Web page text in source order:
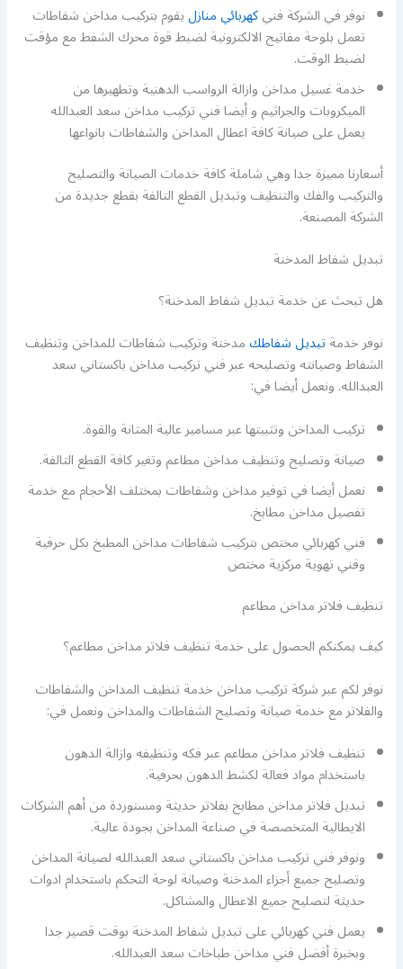
نوفر في الشركة فنيكهربائي منازليقوم بتركيب مداخن شفاطات
تعمل بلوحة مفاتيح الالكترونية لضبط قوة محرك الشفط مع مؤقت
لضبط الوقت.
خدمة غسيل مداخن وازالة الرواسب الدهنية وتطهيرها من
الميكروبات والجراثيم و أيضا فني تركيب مداخن سعد العبدالله
يعمل على صيانة كافة اعطال المداخن والشفاطات بانواعها
أسعارنا مميزة جدا وهي شاملة كافة خدمات الصيانة والتصليح
والتركيب والفك والتنظيف وتبديل القطع التالفة بقطع جديدة من
الشركة المصنعة.
تبديل شفاط المدخنة
هل تبحث عن خدمة تبديل شفاط المدخنة؟
نوفر خدمةتبديل شفاطكمدخنة وتركيب شفاطات للمداخن وتنظيف
الشفاط وصيانته وتصليحه عبر فني تركيب مداخن باكستاني سعد
العبدالله. ونعمل أيضا في:
تركيب المداخن وتثبيتها عبر مسامير عالية المتانة والقوة.
صيانة وتصليح وتنظيف مداخن مطاعم وتغير كافة القطع التالفة.
نعمل أيضا في توفير مداخن وشفاطات بمختلف الأحجام مع خدمة
تفصيل مداخن مطابخ.
فني كهربائي مختص بتركيب شفاطات مداخن المطبخ بكل حرفية
وفني تهوية مركزية مختص
تنظيف فلاتر مداخن مطاعم
كيف يمكنكم الحصول على خدمة تنظيف فلاتر مداخن مطاعم؟
نوفر لكم عبر شركة تركيب مداخن خدمة تنظيف المداخن والشفاطات
والفلاتر مع خدمة صيانة وتصليح الشفاطات والمداخن ونعمل في:
تنظيف فلاتر مداخن مطاعم عبر فكه وتنظيفه وازالة الدهون
باستخدام مواد فعالة لكشط الدهون بحرفية.
تبديل فلاتر مداخن مطابخ بفلاتر حديثة ومستوردة من أهم الشركات
الايطالية المتخصصة في صناعة المداخن بجودة عالية.
ونوفر فني تركيب مداخن باكستاني سعد العبدالله لصيانة المداخن
وتصليح جميع أجزاء المدخنة وصيانة لوحة التحكم باستخدام ادوات
حديثة لتصليح جميع الاعطال والمشاكل.
يعمل فني كهربائي على تبديل شفاط المدخنة بوقت قصير جدا
وبخبرة أفضل فني مداخن طباخات سعد العبدالله.